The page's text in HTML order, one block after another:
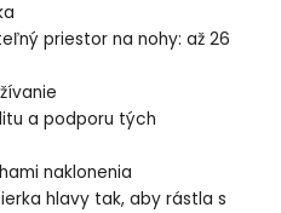
priestor na nohy: až 26
a podporu tých
naklonenia
hlavy tak, aby rástla s